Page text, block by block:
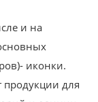
и на
иконки.
продукции для